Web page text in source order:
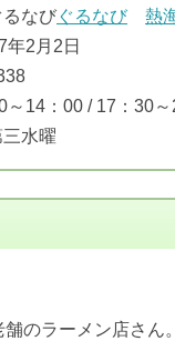
ぐるなび
熱
年2月2日
～14：00 / 17：30
水曜
のラーメン店さん。